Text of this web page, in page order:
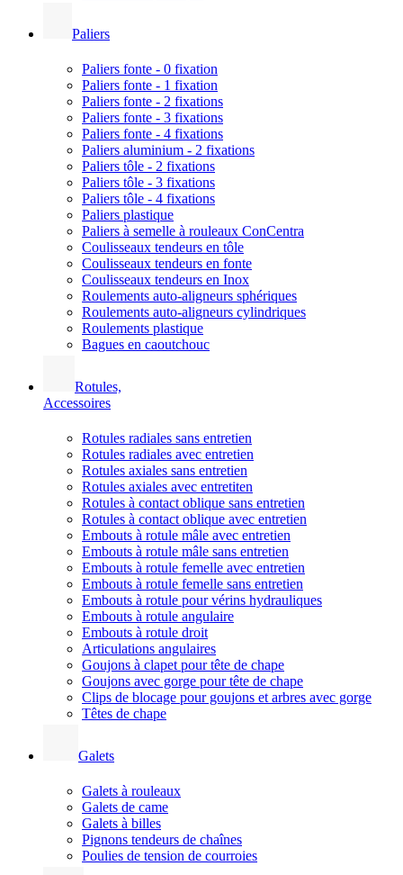
Paliers
Paliers fonte - 0 fixation
Paliers fonte - 1 fixation
Paliers fonte - 2 fixations
Paliers fonte - 3 fixations
Paliers fonte - 4 fixations
Paliers aluminium - 2 fixations
Paliers tôle - 2 fixations
Paliers tôle - 3 fixations
Paliers tôle - 4 fixations
Paliers plastique
Paliers à semelle à rouleaux ConCentra
Coulisseaux tendeurs en tôle
Coulisseaux tendeurs en fonte
Coulisseaux tendeurs en Inox
Roulements auto-aligneurs sphériques
Roulements auto-aligneurs cylindriques
Roulements plastique
Bagues en caoutchouc
Rotules,
Accessoires
Rotules radiales sans entretien
Rotules radiales avec entretien
Rotules axiales sans entretien
Rotules axiales avec entretiten
Rotules à contact oblique sans entretien
Rotules à contact oblique avec entretien
Embouts à rotule mâle avec entretien
Embouts à rotule mâle sans entretien
Embouts à rotule femelle avec entretien
Embouts à rotule femelle sans entretien
Embouts à rotule pour vérins hydrauliques
Embouts à rotule angulaire
Embouts à rotule droit
Articulations angulaires
Goujons à clapet pour tête de chape
Goujons avec gorge pour tête de chape
Clips de blocage pour goujons et arbres avec gorge
Têtes de chape
Galets
Galets à rouleaux
Galets de came
Galets à billes
Pignons tendeurs de chaînes
Poulies de tension de courroies